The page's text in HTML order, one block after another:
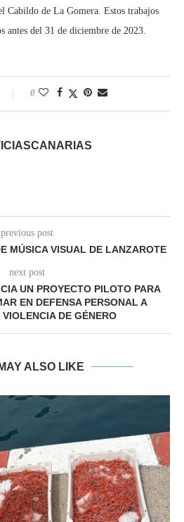
Cabildo de La Gomera. Estos trabajos
antes del 31 de diciembre de 2023.
0
previous post
MÚSICA VISUAL DE LANZAROTE
next post
UN PROYECTO PILOTO PARA
EN DEFENSA PERSONAL A
DE GÉNERO
ALSO LIKE